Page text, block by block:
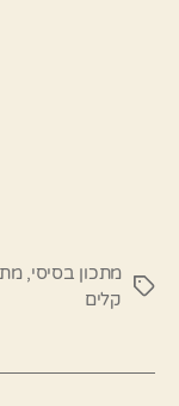
תגיות
מתכון בסיסי,
קלים